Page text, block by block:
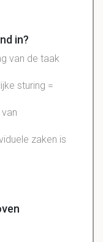
in?
van de taak
sturing =
zaken is